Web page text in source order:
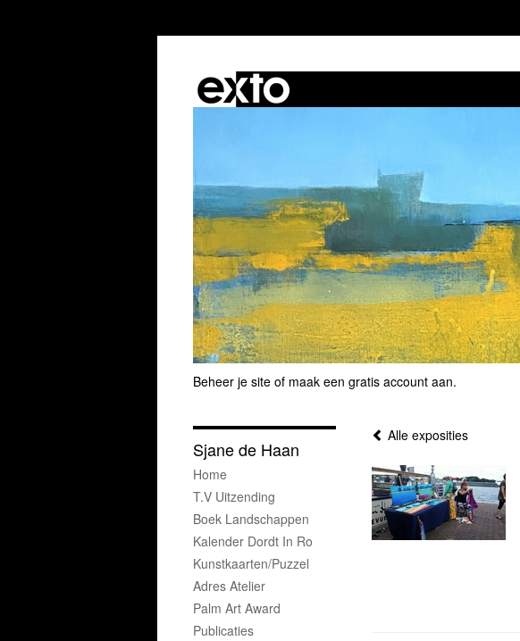
Beheer je site of maak een gratis account aan.
Alle exposities
Sjane de Haan
Home
T.v Uitzending
Boek Landschappen
Kalender Dordt In Ro
Kunstkaarten/puzzel
Adres Atelier
Palm Art Award
Publicaties